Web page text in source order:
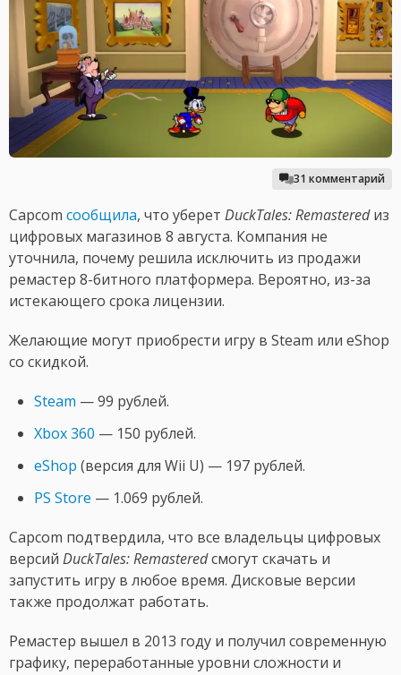
31 комментарий
Capcom сообщила, что уберет DuckTales: Remasteredиз
цифровых магазинов 8 августа. Компания не
уточнила, почему решила исключить из продажи
ремастер 8-битного платформера. Вероятно, из-за
истекающего срока лицензии.
Желающие могут приобрести игру в Steam или eShop
со скидкой.
Steam — 99 рублей.
Xbox 360 — 150 рублей.
eShop (версия для Wii U) — 197 рублей.
PS Store — 1.069 рублей.
Capcom подтвердила, что все владельцы цифровых
версий DuckTales: Remasteredсмогут скачать и
запустить игру в любое время. Дисковые версии
также продолжат работать.
Ремастер вышел в 2013 году и получил современную
графику, переработанные уровни сложности и